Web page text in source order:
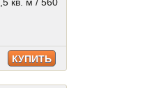
КУПИТЬ